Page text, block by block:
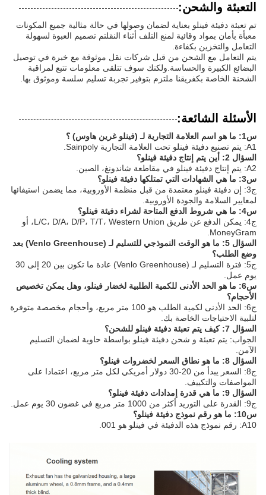
التعبئة والشحن:
تم تعبئة دفيئة فينلو بعناية لضمان وصولها في حالة مثالية جميع المكونات
معبأة بأمان بمواد وقائية لمنع التلف أثناء النقلتم تصميم العبوة لسهولة
التعامل والتخزين بكفاءة.
يتم التعامل مع الشحن من قبل شركات نقل موثوقة مع خبرة في توصيل
البضائع الكبيرة والحساسة.ولكنك سوف تتلقى معلومات تتبع لمراقبة
الشحنة الخاصة بكفريقنا ملتزم بتوفير تجربة تسليم سلسة وموثوق بها.
الأسئلة الشائعة:
س1: ما هو اسم العلامة التجارية لـ (فينلو غرين هاوس) ؟
A1: يتم تصنيع دفيئة فينلو تحت العلامة التجارية Sainpoly.
السؤال 2: أين يتم إنتاج دفيئة فينلو؟
A2: يتم إنتاج دفيئة فينلو في مقاطعة شاندونغ، الصين.
س3: ما هي الشهادات التي تمتلكها دفيئة فينلو؟
ج3: إن دفيئة فينلو معتمدة من قبل منظمة الأوروبية، مما يضمن استيفائها
لمعايير السلامة والجودة الأوروبية.
س4: ما هي شروط الدفع المتاحة لشراء دفيئة فينلو؟
ج4: يمكن الدفع عن طريق L/C، D/A، D/P، T/T، Western Union، أو
MoneyGram.
السؤال 5: ما هو الوقت النموذجي للتسليم لـ (Venlo Greenhouse) بعد
وضع الطلب؟
ج5: فترة التسليم لـ (Venlo Greenhouse) عادة ما تكون بين 20 إلى 30
يوم عمل.
س6: ما هو الحد الأدنى للكمية الطلبية لخضار فينلو، وهل يمكن تخصيص
الأحجام؟
ج6: الحد الأدنى لكمية الطلب هو 100 متر مربع، وأحجام مخصصة متوفرة
لتلبية الاحتياجات الخاصة بك.
السؤال 7: كيف يتم تعبئة دفيئة فينلو للشحن؟
الجواب: يتم تعبئة و شحن دفيئة فينلو بواسطة حاوية لضمان التسليم
الآمن.
السؤال 8: ما هو نطاق السعر لخضروات فينلو؟
ج8: السعر يبدأ من 20-30 دولار أمريكي لكل متر مربع، اعتمادا على
المواصفات والتكييف.
السؤال 9: ما هي قدرة إمدادات دفيئة فينلو؟
ج9: القدرة على التوريد أكثر من 1000 متر مربع في غضون 30 يوم عمل.
س10: ما هو رقم نموذج دفيئة فينلو؟
A10: رقم نموذج هذه الدفيئة في فينلو هو 001.